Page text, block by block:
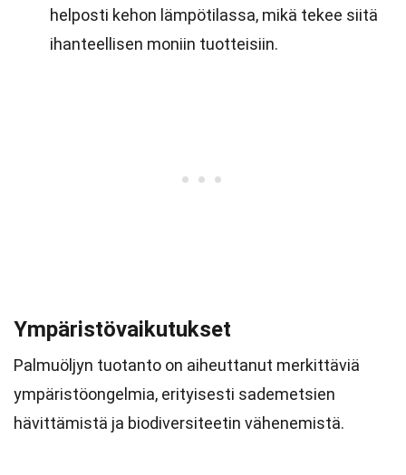
helposti kehon lämpötilassa, mikä tekee siitä
ihanteellisen moniin tuotteisiin.
Ympäristövaikutukset
Palmuöljyn tuotanto on aiheuttanut merkittäviä
ympäristöongelmia, erityisesti sademetsien
hävittämistä ja biodiversiteetin vähenemistä.